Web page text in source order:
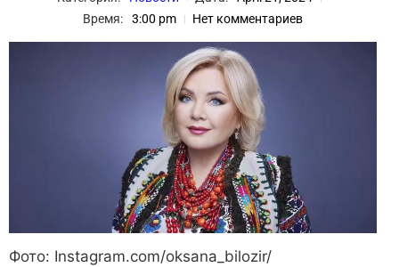
Время:
3:00 pm Нет комментариев
Фото: Instagram.com/oksana_bilozir/